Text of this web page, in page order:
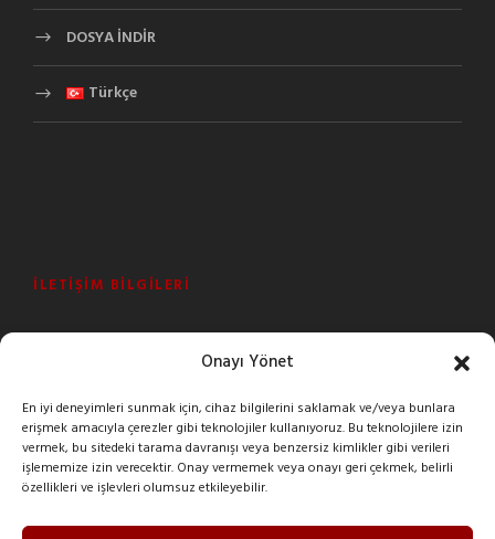
Onayı Yönet
En iyi deneyimleri sunmak için, cihaz bilgilerini saklamak ve/veya bunlara
erişmek amacıyla çerezler gibi teknolojiler kullanıyoruz. Bu teknolojilere izin
vermek, bu sitedeki tarama davranışı veya benzersiz kimlikler gibi verileri
işlememize izin verecektir. Onay vermemek veya onayı geri çekmek, belirli
özellikleri ve işlevleri olumsuz etkileyebilir.
DOSYA İNDİR
Türkçe
İLETIŞIM BILGILERI
imak@imakreduktor.com
imak@imakreduktor.com